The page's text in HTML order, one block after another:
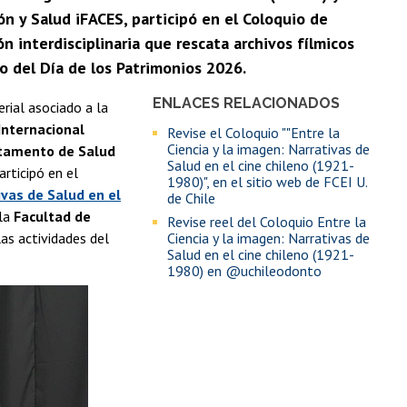
y Salud iFACES, participó en el Coloquio de
interdisciplinaria que rescata archivos fílmicos
del Día de los Patrimonios 2026.
ENLACES RELACIONADOS
Revise el Coloquio ""Entre la
Ciencia y la imagen: Narrativas de
Salud en el cine chileno (1921-
1980)", en el sitio web de FCEI U.
de Chile
Revise reel del Coloquio Entre la
Ciencia y la imagen: Narrativas de
Salud en el cine chileno (1921-
1980) en @uchileodonto
asociado a la
de Salud
en el
de Salud en el
Facultad de
actividades del